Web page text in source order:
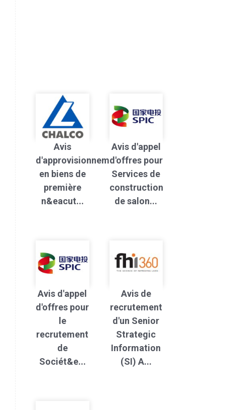
Avis
d'approvisionnement
en biens de
première
n&eacut...
Avis d'appel
d'offres pour
Services de
construction
de salon...
Avis d'appel
d'offres pour
le
recrutement
de
Sociét&e...
Avis de
recrutement
d'un Senior
Strategic
Information
(SI) A...